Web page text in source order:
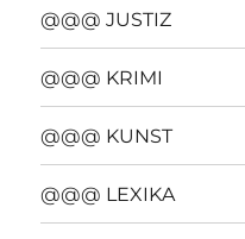
@@@ JUSTIZ
@@@ KRIMI
@@@ KUNST
@@@ LEXIKA